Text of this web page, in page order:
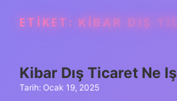
ETIKET: KIBAR DIŞ
Kibar Dış Ticaret Ne
Tarih: Ocak 19, 2025